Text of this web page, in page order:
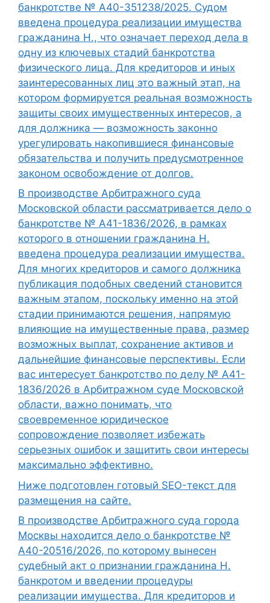
банкротстве № А40-351238/2025. Судом
введена процедура реализации имущества
гражданина Н., что означает переход дела в
одну из ключевых стадий банкротства
физического лица. Для кредиторов и иных
заинтересованных лиц это важный этап, на
котором формируется реальная возможность
защиты своих имущественных интересов, а
для должника — возможность законно
урегулировать накопившиеся финансовые
обязательства и получить предусмотренное
законом освобождение от долгов.
В производстве Арбитражного суда
Московской области рассматривается дело о
банкротстве № А41-1836/2026, в рамках
которого в отношении гражданина Н.
введена процедура реализации имущества.
Для многих кредиторов и самого должника
публикация подобных сведений становится
важным этапом, поскольку именно на этой
стадии принимаются решения, напрямую
влияющие на имущественные права, размер
возможных выплат, сохранение активов и
дальнейшие финансовые перспективы. Если
вас интересует банкротство по делу № А41-
1836/2026 в Арбитражном суде Московской
области, важно понимать, что
своевременное юридическое
сопровождение позволяет избежать
серьезных ошибок и защитить свои интересы
максимально эффективно.
Ниже подготовлен готовый SEO-текст для
размещения на сайте.
В производстве Арбитражного суда города
Москвы находится дело о банкротстве №
А40-20516/2026, по которому вынесен
судебный акт о признании гражданина Н.
банкротом и введении процедуры
реализации имущества. Для кредиторов и